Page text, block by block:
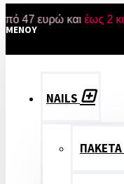
ευρώ καιέως 2 κιλά-
MENOY
NAILS
ΠΑΚΕΤΑ